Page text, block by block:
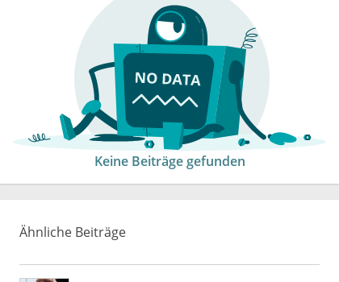
Keine Beiträge gefunden
Ähnliche Beiträge